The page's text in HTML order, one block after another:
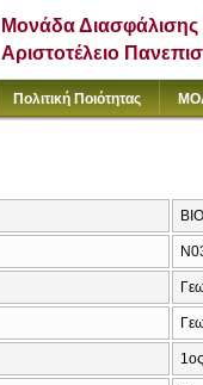
Μονάδα Διασφάλισης
Αριστοτέλειο
Πολιτική Ποιότητας